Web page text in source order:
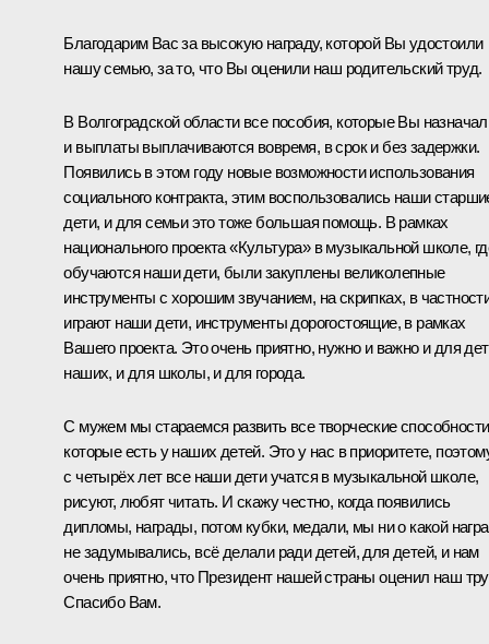
Благодарим Вас за высокую награду, которой Вы удостоили
нашу семью, за то, что Вы оценили наш родительский труд.
В Волгоградской области все пособия, которые Вы
и выплаты выплачиваются вовремя, в срок и без задержки.
Появились в этом году новые возможности использования
социального контракта, этим воспользовались наши
дети, и для семьи это тоже большая помощь. В рамках
национального проекта «Культура» в музыкальной школе,
обучаются наши дети, были закуплены великолепные
инструменты с хорошим звучанием, на скрипках, в
играют наши дети, инструменты дорогостоящие, в рамках
Вашего проекта. Это очень приятно, нужно и важно и для
наших, и для школы, и для города.
С мужем мы стараемся развить все творческие
которые есть у наших детей. Это у нас в приоритете,
с четырёх лет все наши дети учатся в музыкальной школе,
рисуют, любят читать. И скажу честно, когда появились
дипломы, награды, потом кубки, медали, мы ни о какой
не задумывались, всё делали ради детей, для детей, и нам
очень приятно, что Президент нашей страны оценил наш
Спасибо Вам.